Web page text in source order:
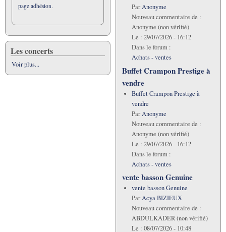
page adhésion.
Les concerts
Voir plus...
ParAnonyme
Nouveau commentaire de :
Anonyme (non vérifié)
Le : 29/07/2026 - 16:12
Dans le forum :
Achats - ventes
Buffet Crampon Prestige à
vendre
Buffet Crampon Prestige à
vendre
ParAnonyme
Nouveau commentaire de :
Anonyme (non vérifié)
Le : 29/07/2026 - 16:12
Dans le forum :
Achats - ventes
vente basson Genuine
vente basson Genuine
ParAcya BIZIEUX
Nouveau commentaire de :
ABDULKADER (non vérifié)
Le : 08/07/2026 - 10:48